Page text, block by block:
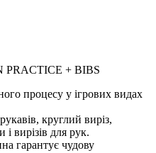
PRACTICE + BIBS
процесу у ігрових видах
круглий виріз,
вирізів для рук.
гарантує чудову